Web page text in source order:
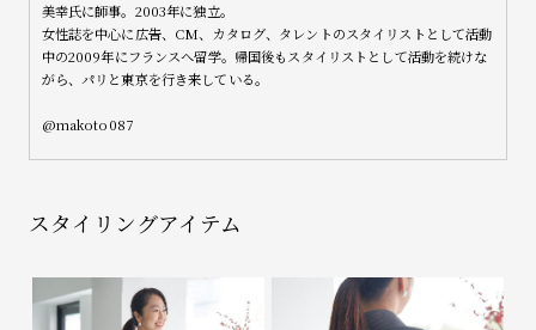
美幸氏に師事。2003年に独立。
女性誌を中心に広告、CM、カタログ、タレントのスタイリストとして活動
中の2009年にフランスへ留学。帰国後もスタイリストとして活動を続けな
がら、パリと東京を行き来している。
@makoto087
スタイリングアイテム